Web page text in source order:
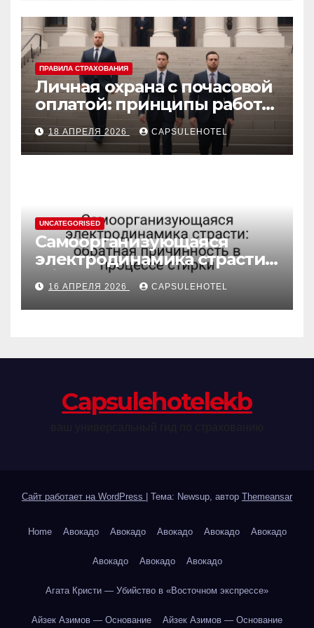
ПРАВИЛА СТРАХОВАНИЯ
Личная охрана с почасовой
оплатой: принципы работы
и правовые аспекты
18 АПРЕЛЯ 2026 CAPSULEHOTEL
UNCATEGORISED
Самоорганизующаяся
электродинамика страсти:
обратная причинность в
процессе стирки
16 АПРЕЛЯ 2026 CAPSULEHOTEL
Сapsulehotelekb
Сайт работает на WordPress Тема: Newsup, автор Themeansar
Home Авокадо Авокадо Авокадо Авокадо Авокадо
Авокадо Авокадо Авокадо
Агата Кристи — Убийство в «Восточном экспрессе»
Айзек Азимов — Основание Айзек Азимов — Основание